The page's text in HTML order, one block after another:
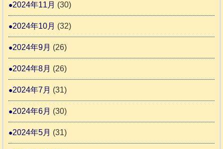
2024年11月 (30)
2024年10月 (32)
2024年9月 (26)
2024年8月 (26)
2024年7月 (31)
2024年6月 (30)
2024年5月 (31)